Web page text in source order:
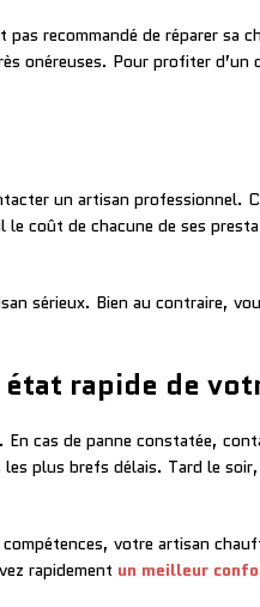
recommandé de réparer sa
onéreuses. Pour profiter d’un
un artisan professionnel.
coût de chacune de ses
sérieux. Bien au contraire,
rapide de
cas de panne constatée,
plus brefs délais. Tard le
votre artisan
rapidement un meilleur